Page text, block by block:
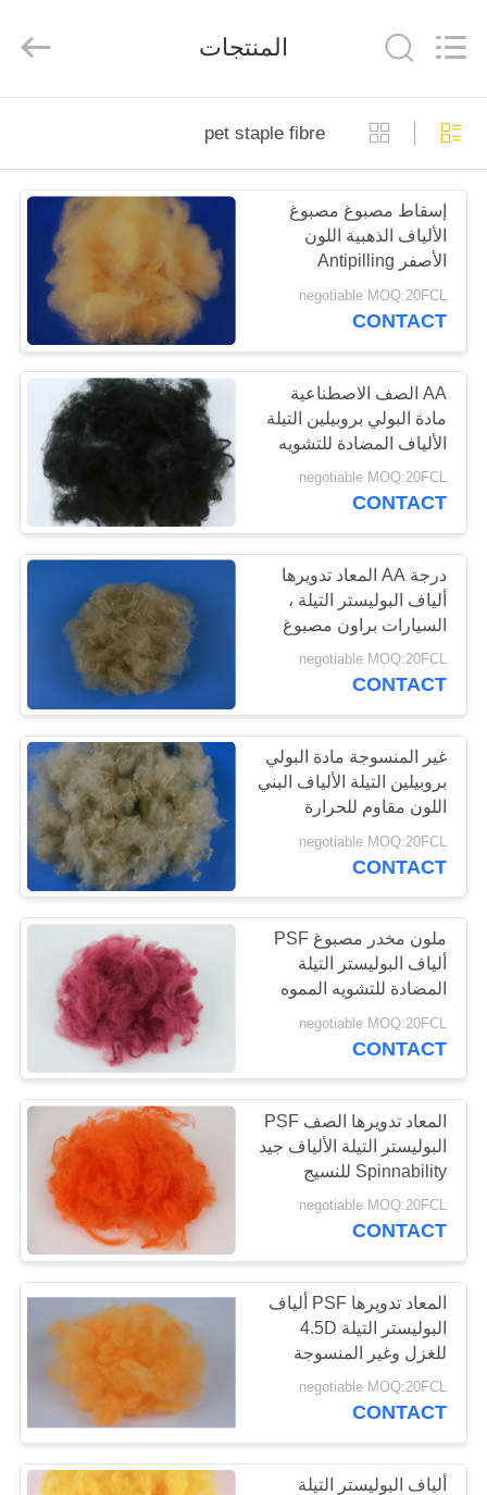
الصفحة
الرئيسية
منتجات
أشرطة
فيديو
معلومات
جولة
في
المعمل
مراقبة
الجودة
اتصل
أخبار
حالات
خريطة
الموقع
PRIVACY
POLICY
IMP&EXP
CO.LTD.
Reserved.
المنتجات
pet staple fibre
إسقاط مصبوغ مصبوغ
الألياف الذهبية اللون
الأصفر Antipilling
ومكافحة القيلولة
negotiable MOQ:20FCL
CONTACT
AA الصف الاصطناعية
مادة البولي بروبيلين التيلة
الألياف المضادة للتشويه
للأسفلت
negotiable MOQ:20FCL
CONTACT
درجة AA المعاد تدويرها
ألياف البوليستر التيلة ،
السيارات براون مصبوغ
الألياف
negotiable MOQ:20FCL
CONTACT
غير المنسوجة مادة البولي
بروبيلين التيلة الألياف البني
اللون مقاوم للحرارة
negotiable MOQ:20FCL
CONTACT
ملون مخدر مصبوغ PSF
ألياف البوليستر التيلة
المضادة للتشويه المموه
negotiable MOQ:20FCL
CONTACT
المعاد تدويرها الصف PSF
البوليستر التيلة الألياف جيد
Spinnability للنسيج
محبوكة
negotiable MOQ:20FCL
CONTACT
المعاد تدويرها PSF ألياف
البوليستر التيلة 4.5D
للغزل وغير المنسوجة
المنتج
negotiable MOQ:20FCL
CONTACT
ألياف البوليستر التيلة